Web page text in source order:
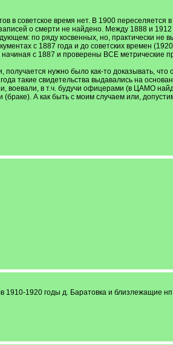
в советское время нет. В 1900
о смерти не найдено. Между 1888 и 1912
по ряду косвенных, но, практически
с 1887 года и до советских времен
с 1887 и проверены ВСЕ метрические
нужно было как-то доказывать, что
такие свидетельства выдавались на
воевали, в т.ч. будучи офицерами (в ЦАМО
А как быть с моим случаем или,
1920 годы д. Баратовка и близлежащие